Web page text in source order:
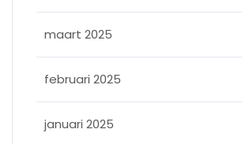
maart 2025
februari 2025
januari 2025